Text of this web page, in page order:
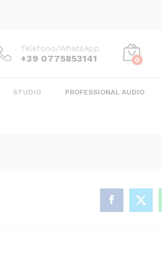
Telefono/WhatsApp
+39 0775853141 0
STUDIO PROFESSIONAL AUDIO
Aggiungi al